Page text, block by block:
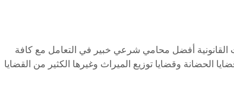
أفضل محامي شرعي خبير في التعامل مع كافة
الحضانة وقضايا توزيع الميراث وغيرها الكثير من القضايا